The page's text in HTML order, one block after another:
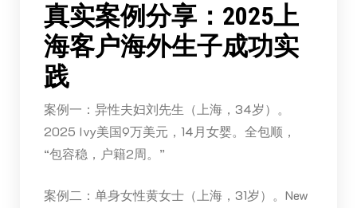
真实案例分享：2025上
海客户海外生子成功实
践
案例一：异性夫妇刘先生（上海，34岁）。
2025 Ivy美国9万美元，14月女婴。全包顺，
“包容稳，户籍2周。”
案例二：单身女性黄女士（上海，31岁）。New